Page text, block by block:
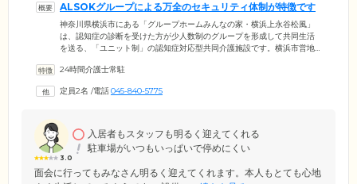
ALSOKグループによる万全のセキュリティ体制が特徴です
神奈川県横浜市にある「グループホームみんなの家・横浜上永谷松風」
は、認知症の診断を受けた方が少人数制のグループを形成して共同生活
を送る、「ユニット制」の認知症対応型共同介護施設です。横浜市営地
前には桜の木がある自然に囲まれた環境。春にはご入居のみなさまでお
「ALSOK」グループが運営。防犯カメラを設置し、なにかあった際には
24時間介護士常駐
定員2名 /電話045-840-5775
3.0
入居者もスタッフも明るく迎えてくれる
駐車場がいつもいっぱいで停めにくい
面会に行ってもみなさん明るく迎えてくれます。本人もとても心地